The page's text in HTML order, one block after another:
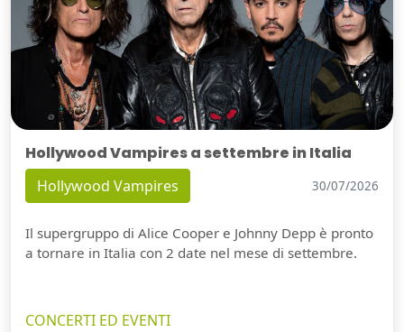
Hollywood Vampires a settembre in Italia
Hollywood Vampires 30/07/2026
Il supergruppo di Alice Cooper e Johnny Depp è pronto
a tornare in Italia con 2 date nel mese di settembre.
CONCERTI ED EVENTI